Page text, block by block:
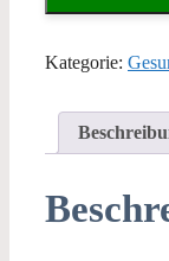
Kategorie: